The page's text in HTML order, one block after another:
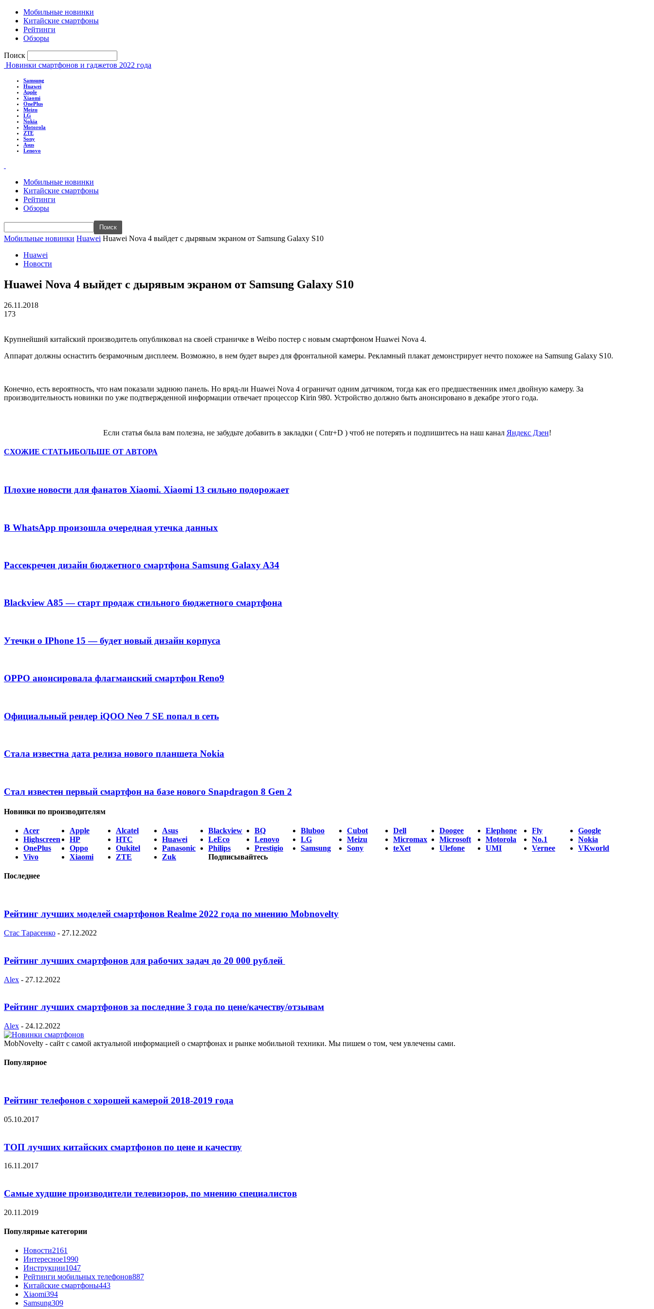
Мобильные новинки
Китайские смартфоны
Рейтинги
Обзоры
Поиск
Новинки смартфонов и гаджетов 2022 года
Samsung
Huawei
Apple
Xiaomi
OnePlus
Meizu
LG
Nokia
Motorola
ZTE
Sony
Asus
Lenovo
Мобильные новинки
Китайские смартфоны
Рейтинги
Обзоры
Мобильные новинки Huawei Huawei Nova 4 выйдет с дырявым экраном от Samsung Galaxy S10
Huawei
Новости
Huawei Nova 4 выйдет с дырявым экраном от Samsung Galaxy S10
26.11.2018
173
Крупнейший китайский производитель опубликовал на своей страничке в Weibo постер с новым смартфоном Huawei Nova 4.
Аппарат должны оснастить безрамочным дисплеем. Возможно, в нем будет вырез для фронтальной камеры. Рекламный плакат демонстрирует нечто похожее на Samsung Galaxy S10.
Конечно, есть вероятность, что нам показали заднюю панель. Но вряд-ли Huawei Nova 4 ограничат одним датчиком, тогда как его предшественник имел двойную камеру. За
производительность новинки по уже подтвержденной информации отвечает процессор Kirin 980. Устройство должно быть анонсировано в декабре этого года.
Если статья была вам полезна, не забудьте добавить в закладки ( Cntr+D ) чтоб не потерять и подпишитесь на наш канал Яндекс Дзен!
СХОЖИЕ СТАТЬИБОЛЬШЕ ОТ АВТОРА
Плохие новости для фанатов Xiaomi. Xiaomi 13 сильно подорожает
В WhatsApp произошла очередная утечка данных
Рассекречен дизайн бюджетного смартфона Samsung Galaxy A34
Blackview A85 — старт продаж стильного бюджетного смартфона
Утечки о IPhone 15 — будет новый дизайн корпуса
OPPO анонсировала флагманский смартфон Reno9
Официальный рендер iQOO Neo 7 SE попал в сеть
Стала известна дата релиза нового планшета Nokia
Стал известен первый смартфон на базе нового Snapdragon 8 Gen 2
Новинки по производителям
Acer Apple Alcatel Asus Blackview BQ Bluboo Cubot Dell Doogee Elephone Fly
Google
Highscreen
HP HTC Huawei LeEco Lenovo LG Meizu Micromax Microsoft Motorola No.1
Nokia
OnePlus
Oppo Oukitel Panasonic Philips Prestigio Samsung Sony teXet Ulefone UMI Vernee
VKworld
Vivo
Xiaomi ZTE Zuk Подписывайтесь
Последнее
Рейтинг лучших моделей смартфонов Realme 2022 года по мнению Mobnovelty
Стас Тарасенко - 27.12.2022
Рейтинг лучших смартфонов для рабочих задач до 20 000 рублей
Alex - 27.12.2022
Рейтинг лучших смартфонов за последние 3 года по цене/качеству/отзывам
Alex - 24.12.2022
MobNovelty - сайт с самой актуальной информацией о смартфонах и рынке мобильной техники. Мы пишем о том, чем увлечены сами.
Популярное
Рейтинг телефонов с хорошей камерой 2018-2019 года
05.10.2017
ТОП лучших китайских смартфонов по цене и качеству
16.11.2017
Самые худшие производители телевизоров, по мнению специалистов
20.11.2019
Популярные категории
Новости2161
Интересное1990
Инструкции1047
Рейтинги мобильных телефонов887
Китайские смартфоны443
Xiaomi394
Samsung309